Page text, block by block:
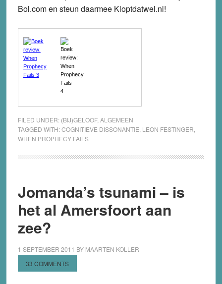
Bol.com en steun daarmee Kloptdatwel.nl!
FILED UNDER: (BIJ)GELOOF, ALGEMEEN
TAGGED WITH:COGNITIEVE DISSONANTIE LEON FESTINGER
WHEN PROPHECY FAILS
Jomanda’s tsunami – is
het al Amersfoort aan
zee?
1 SEPTEMBER 2011 BY MAARTEN KOLLER
33 COMMENTS